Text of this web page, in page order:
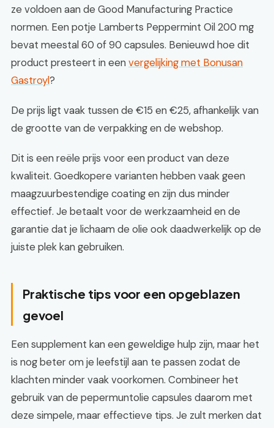
ze voldoen aan de Good Manufacturing Practice
normen. Een potje Lamberts Peppermint Oil 200 mg
bevat meestal 60 of 90 capsules. Benieuwd hoe dit
product presteert in eenvergelijking met Bonusan
Gastroyl?
De prijs ligt vaak tussen de €15 en €25, afhankelijk van
de grootte van de verpakking en de webshop.
Dit is een reële prijs voor een product van deze
kwaliteit. Goedkopere varianten hebben vaak geen
maagzuurbestendige coating en zijn dus minder
effectief. Je betaalt voor de werkzaamheid en de
garantie dat je lichaam de olie ook daadwerkelijk op de
juiste plek kan gebruiken.
Praktische tips voor een opgeblazen
gevoel
Een supplement kan een geweldige hulp zijn, maar het
is nog beter om je leefstijl aan te passen zodat de
klachten minder vaak voorkomen. Combineer het
gebruik van de pepermuntolie capsules daarom met
deze simpele, maar effectieve tips. Je zult merken dat